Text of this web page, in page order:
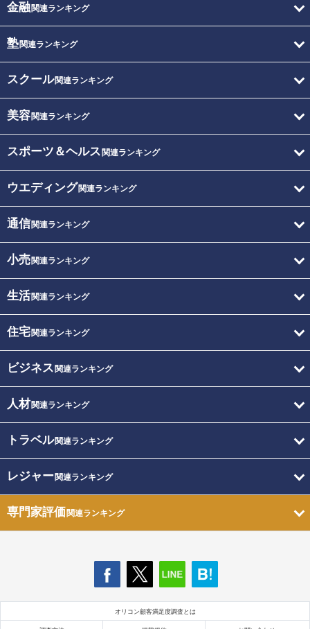
金融関連ランキング
塾関連ランキング
スクール関連ランキング
美容関連ランキング
スポーツ＆ヘルス 関連ランキング
ウエディング関連ランキング
通信関連ランキング
小売関連ランキング
生活関連ランキング
住宅関連ランキング
ビジネス 関連ランキング
人材関連ランキング
トラベル関連ランキング
レジャー関連ランキング
専門家評価関連ランキング
オリコン顧客満足度調査とは